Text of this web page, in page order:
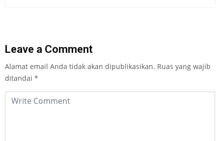
Leave a Comment
Alamat email Anda tidak akan dipublikasikan. Ruas yang wajib
ditandai *